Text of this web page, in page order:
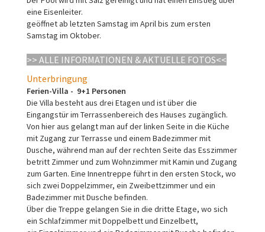
eine Eisenleiter.
geöffnet ab letzten Samstag im April bis zum ersten
Samstag im Oktober.
>> ALLE INFORMATIONEN & AKTUELLE FOTOS<<
Unterbringung
Ferien-Villa - 9+1 Personen
Die Villa besteht aus drei Etagen und ist über die
Eingangstür im Terrassenbereich des Hauses zugänglich.
Von hier aus gelangt man auf der linken Seite in die Küche
mit Zugang zur Terrasse und einem Badezimmer mit
Dusche, während man auf der rechten Seite das Esszimmer
betritt Zimmer und zum Wohnzimmer mit Kamin und Zugang
zum Garten. Eine Innentreppe führt in den ersten Stock, wo
sich zwei Doppelzimmer, ein Zweibettzimmer und ein
Badezimmer mit Dusche befinden.
Über die Treppe gelangen Sie in die dritte Etage, wo sich
ein Schlafzimmer mit Doppelbett und Einzelbett,